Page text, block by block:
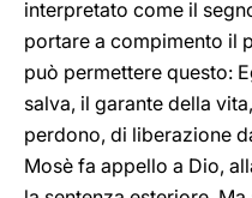
interpretato come il
portare a compimento il
può permettere questo:
salva, il garante della
perdono, di liberazione
Mosè fa appello a Dio,